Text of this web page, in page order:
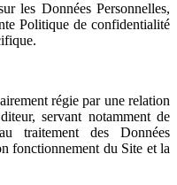
les Données Personnelles,
Politique de confidentialité
régie par une relation
servant notamment de
traitement des Données
fonctionnement du Site et la